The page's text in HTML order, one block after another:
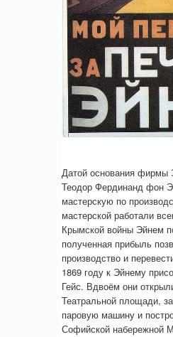
Датой основания фирмы
Теодор Фердинанд фон
мастерскую по
мастерской работали
Крымской войны Эйнем
полученная прибыль
производство и
1869 году к Эйнему
Гейс. Вдвоём они
Театральной площади,
паровую машину и
Софийской набережной